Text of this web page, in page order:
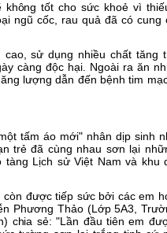
tốt cho sức khoẻ vì
ngũ cốc, rau quả đã có cung
cao, sử dụng nhiều chất tăng
càng độc hại. Ngoài ra ăn
lượng dẫn đến bệnh tim
tấm áo mới" nhân dịp sinh
trẻ đã cùng nhau sơn lại
Lịch sử Việt Nam và khu
được tiếp sức bởi các em
Phương Thảo (Lớp 5A3,
chia sẻ: "Lần đầu tiên em